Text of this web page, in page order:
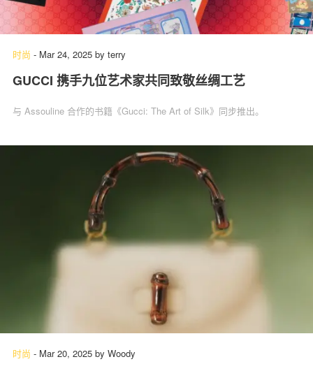
时尚 - Mar 24, 2025 by terry
GUCCI 携手九位艺术家共同致敬丝绸工艺
与 Assouline 合作的书籍《Gucci: The Art of Silk》同步推出。
时尚 - Mar 20, 2025 by Woody